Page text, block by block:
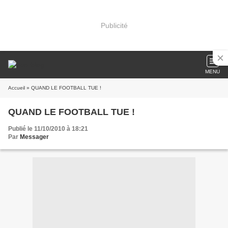
Publicité
MENU
Accueil » QUAND LE FOOTBALL TUE !
QUAND LE FOOTBALL TUE !
Publié le 11/10/2010 à 18:21
Par Messager